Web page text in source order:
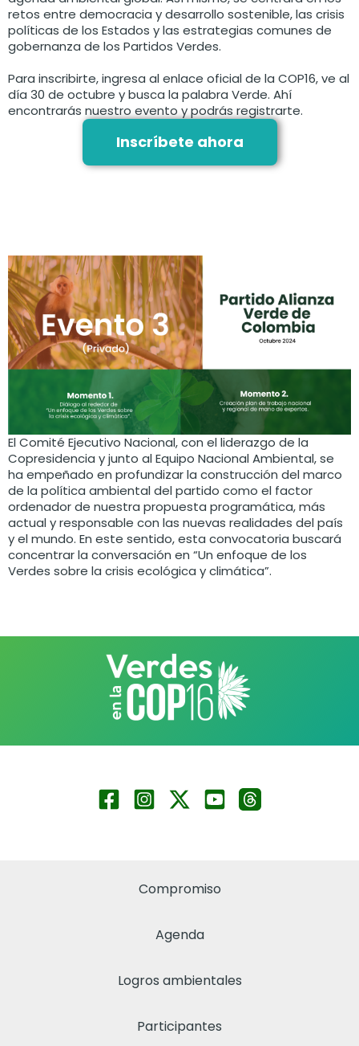
retos entre democracia y desarrollo sostenible, las crisis
políticas de los Estados y las estrategias comunes de
gobernanza de los Partidos Verdes.
Para inscribirte, ingresa al enlace oficial de la COP16, ve al
día 30 de octubre y busca la palabra Verde. Ahí
encontrarás nuestro evento y podrás registrarte.
Inscríbete ahora
El Comité Ejecutivo Nacional, con el liderazgo de la
Copresidencia y junto al Equipo Nacional Ambiental, se
ha empeñado en profundizar la construcción del marco
de la política ambiental del partido como el factor
ordenador de nuestra propuesta programática, más
actual y responsable con las nuevas realidades del país
y el mundo. En este sentido, esta convocatoria buscará
concentrar la conversación en “Un enfoque de los
Verdes sobre la crisis ecológica y climática”.
Compromiso
Agenda
Logros ambientales
Participantes